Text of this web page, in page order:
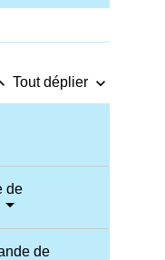
Tout déplier keyboard_arrow_down
de
de